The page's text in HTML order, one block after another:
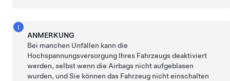
ANMERKUNG
Bei manchen Unfällen kann die
Hochspannungsversorgung Ihres Fahrzeugs deaktiviert
werden, selbst wenn die Airbags nicht aufgeblasen
wurden, und Sie können das Fahrzeug nicht einschalten